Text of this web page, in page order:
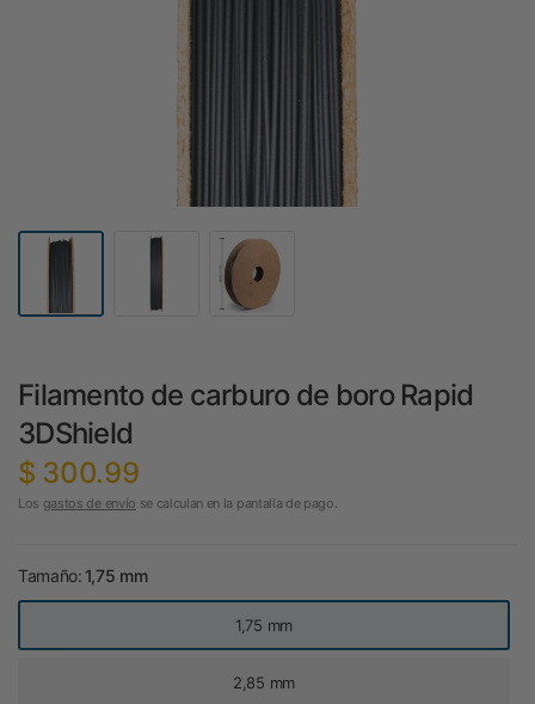
Filamento de carburo de boro Rapid
3DShield
$ 300.99
Los gastos de envío se calculan en la pantalla de pago.
Tamaño: 1,75 mm
1,75 mm
2,85 mm